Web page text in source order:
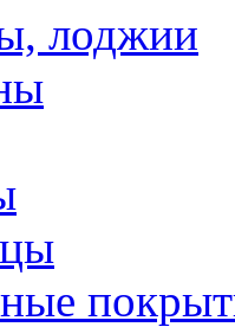
лоджии